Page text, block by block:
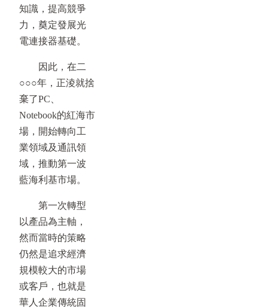
知識，提高競爭
力，奠定發展光
電連接器基礎。
因此，在二
○○○年，正淩就捨
棄了PC、
Notebook的紅海市
場，開始轉向工
業領域及通訊領
域，推動第一波
藍海利基市場。
第一次轉型
以產品為主軸，
然而當時的策略
仍然是追求經濟
規模較大的市場
或客戶，也就是
華人企業傳統固